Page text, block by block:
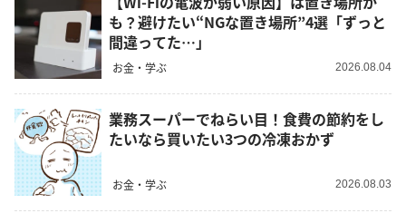
も？避けたい“NGな置き場所”4選「ずっと
間違ってた…」
お金・学ぶ 2026.08.04
業務スーパーでねらい目！食費の節約をし
たいなら買いたい3つの冷凍おかず
お金・学ぶ 2026.08.03